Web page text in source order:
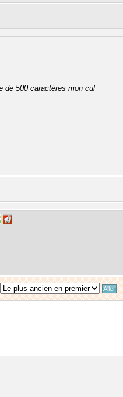
de 500 caractères mon cul